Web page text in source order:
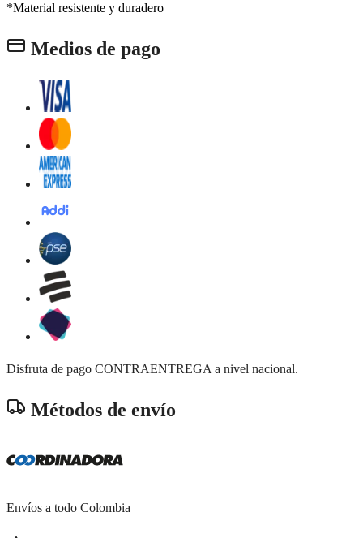
*Material resistente y duradero
Medios de pago
Disfruta de pago CONTRAENTREGA a nivel nacional.
Métodos de envío
Envíos a todo Colombia